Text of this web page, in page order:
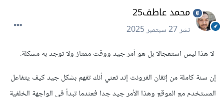
محمد عاطف25
نشر27 سبتمبر 2025
لا هذا ليس استعجالا بل هو أمر جيد ووقت ممتاز ولا توجد به مشكلة.
إن سنة كاملة من إتقان الفرونت إند تعني أنك تفهم بشكل جيد كيف يتفاعل
المستخدم مع الموقع وهذا الأمر جيد جدا فعندما تبدأ في الواجهة الخلفية